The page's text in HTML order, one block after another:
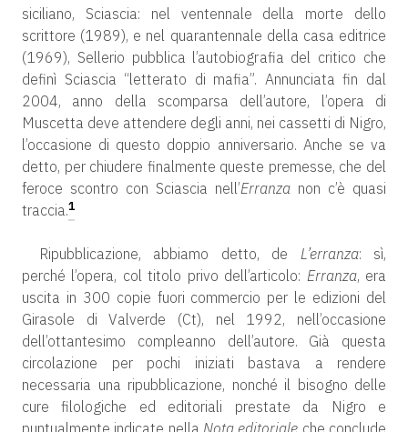
siciliano, Sciascia: nel ventennale della morte dello
scrittore (1989), e nel quarantennale della casa editrice
(1969), Sellerio pubblica l’autobiografia del critico che
definì Sciascia “letterato di mafia”. Annunciata fin dal
2004, anno della scomparsa dell’autore, l’opera di
Muscetta deve attendere degli anni, nei cassetti di Nigro,
l’occasione di questo doppio anniversario. Anche se va
detto, per chiudere finalmente queste premesse, che del
feroce scontro con Sciascia nell’Erranza non c’è quasi
traccia.1
Ripubblicazione, abbiamo detto, de L’erranza: sì,
perché l’opera, col titolo privo dell’articolo: Erranza, era
uscita in 300 copie fuori commercio per le edizioni del
Girasole di Valverde (Ct), nel 1992, nell’occasione
dell’ottantesimo compleanno dell’autore. Già questa
circolazione per pochi iniziati bastava a rendere
necessaria una ripubblicazione, nonché il bisogno delle
cure filologiche ed editoriali prestate da Nigro e
puntualmente indicate nella Nota editoriale che conclude